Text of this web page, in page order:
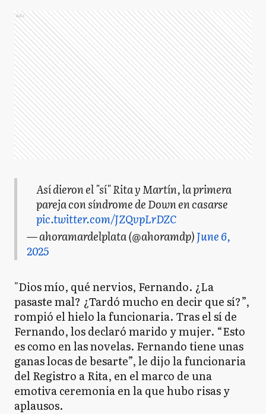
Ads
Así dieron el "sí" Rita y Martín, la primera
pareja con síndrome de Down en casarse
pic.twitter.com/JZQvpLrDZC
— ahoramardelplata (@ahoramdp)June 6,
2025
"Dios mío, qué nervios, Fernando. ¿La
pasaste mal? ¿Tardó mucho en decir que sí?”,
rompió el hielo la funcionaria. Tras el sí de
Fernando, los declaró marido y mujer. “Esto
es como en las novelas. Fernando tiene unas
ganas locas de besarte”, le dijo la funcionaria
del Registro a Rita, en el marco de una
emotiva ceremonia en la que hubo risas y
aplausos.